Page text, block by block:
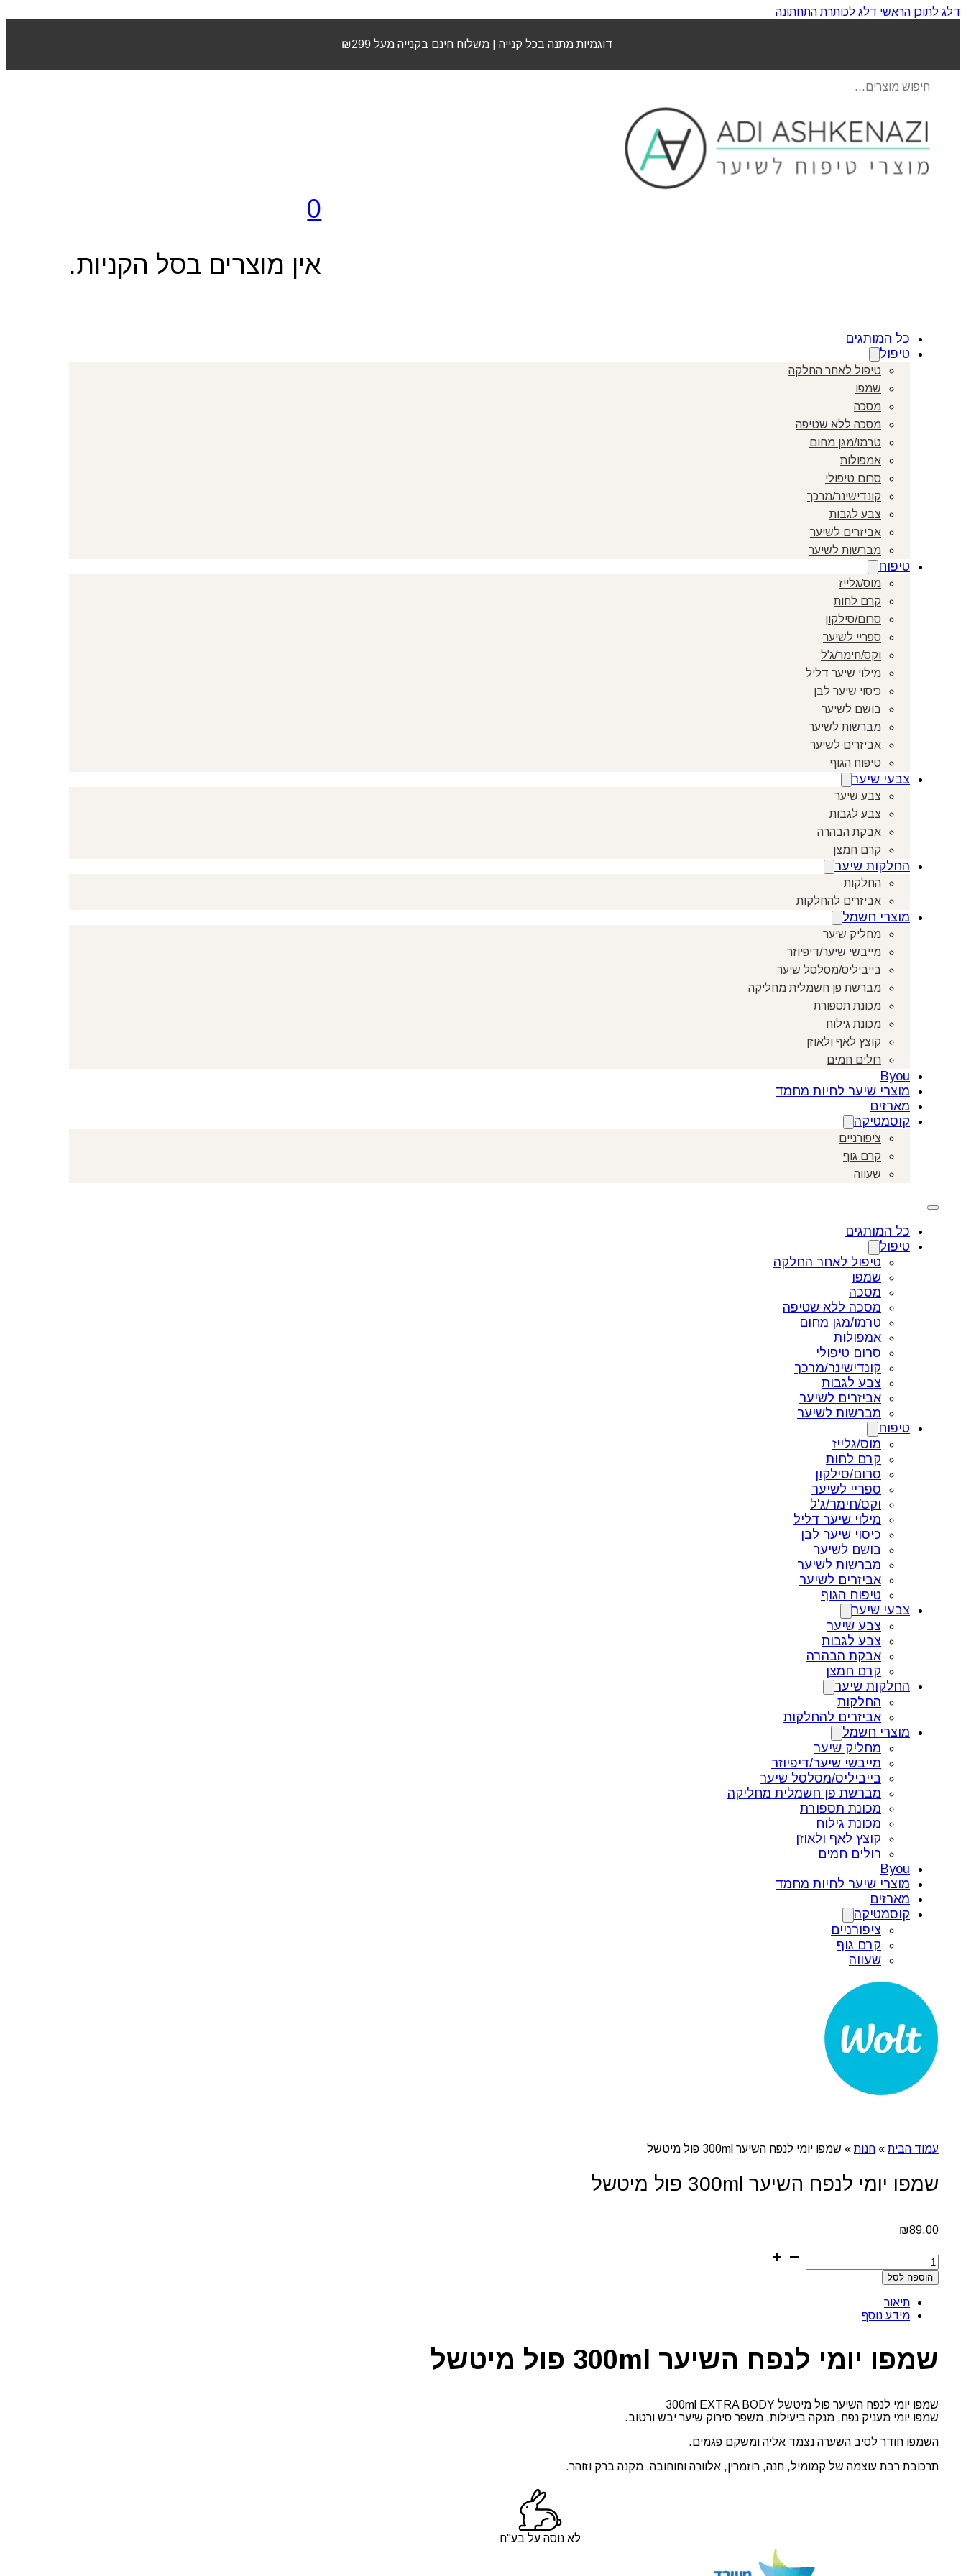
דלג לתוכן הראשי דלג לכותרת התחתונה
דוגמיות מתנה בכל קנייה | משלוח חינם בקנייה מעל ₪299
search
0
אין מוצרים בסל הקניות.
כל המותגים
טיפול
טיפול לאחר החלקה
שמפו
מסכה
מסכה ללא שטיפה
טרמו/מגן מחום
אמפולות
סרום טיפולי
קונדישינר/מרכך
צבע לגבות
אביזרים לשיער
מברשות לשיער
טיפוח
מוס/גלייז
קרם לחות
סרום/סילקון
ספריי לשיער
וקס/חימר/ג'ל
מילוי שיער דליל
כיסוי שיער לבן
בושם לשיער
מברשות לשיער
אביזרים לשיער
טיפוח הגוף
צבעי שיער
צבע שיער
צבע לגבות
אבקת הבהרה
קרם חמצן
החלקות שיער
החלקות
אביזרים להחלקות
מוצרי חשמל
מחליק שיער
מייבשי שיער/דיפיוזר
בייביליס/מסלסל שיער
מברשת פן חשמלית מחליקה
מכונת תספורת
מכונת גילוח
קוצץ לאף ולאוזן
רולים חמים
Byou
מוצרי שיער לחיות מחמד
מארזים
קוסמטיקה
ציפורניים
קרם גוף
שעווה
כל המותגים
טיפול
טיפול לאחר החלקה
שמפו
מסכה
מסכה ללא שטיפה
טרמו/מגן מחום
אמפולות
סרום טיפולי
קונדישינר/מרכך
צבע לגבות
אביזרים לשיער
מברשות לשיער
טיפוח
מוס/גלייז
קרם לחות
סרום/סילקון
ספריי לשיער
וקס/חימר/ג'ל
מילוי שיער דליל
כיסוי שיער לבן
בושם לשיער
מברשות לשיער
אביזרים לשיער
טיפוח הגוף
צבעי שיער
צבע שיער
צבע לגבות
אבקת הבהרה
קרם חמצן
החלקות שיער
החלקות
אביזרים להחלקות
מוצרי חשמל
מחליק שיער
מייבשי שיער/דיפיוזר
בייביליס/מסלסל שיער
מברשת פן חשמלית מחליקה
מכונת תספורת
מכונת גילוח
קוצץ לאף ולאוזן
רולים חמים
Byou
מוצרי שיער לחיות מחמד
מארזים
קוסמטיקה
ציפורניים
קרם גוף
שעווה
עמוד הבית » חנות » שמפו יומי לנפח השיער 300ml פול מיטשל
שמפו יומי לנפח השיער 300ml פול מיטשל
₪89.00
כמות
של
שמפו
לנפח
השיער
מיטשל
הוספה לסל
תיאור
מידע נוסף
שמפו יומי לנפח השיער 300ml פול מיטשל
שמפו יומי לנפח השיער פול מיטשל 300ml EXTRA BODY
שמפו יומי מעניק נפח, מנקה ביעילות, משפר סירוק שיער יבש ורטוב.
השמפו חודר לסיב השערה נצמד אליה ומשקם פגמים.
תרכובת רבת עוצמה של קמומיל, חנה, רוזמרין, אלוורה וחוחובה. מקנה ברק וזוהר.
לא נוסה על בע"ח